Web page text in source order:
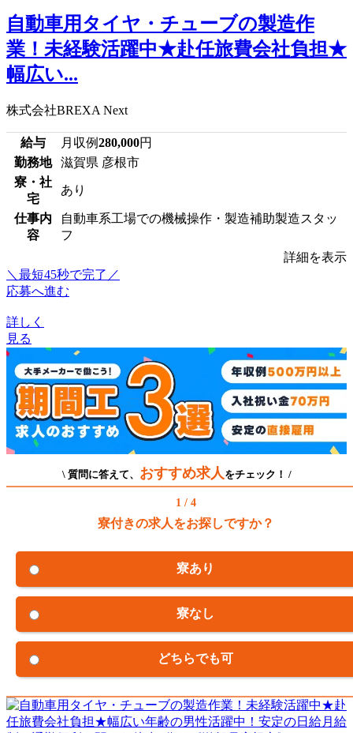
自動車用タイヤ・チューブの製造作
業！未経験活躍中★赴任旅費会社負担★
幅広い...
株式会社BREXA Next
給与 月収例280,000円
勤務地
滋賀県 彦根市
寮・社
宅
あり
仕事内
容
自動車系工場での機械操作・製造補助製造スタッ
フ
詳細を表示
＼最短45秒で完了／
応募へ進む
詳しく
見る
\ 質問に答えて、 おすすめ求人 をチェック！ /
1 / 4
寮付きの求人をお探しですか？
寮あり
寮なし
どちらでも可